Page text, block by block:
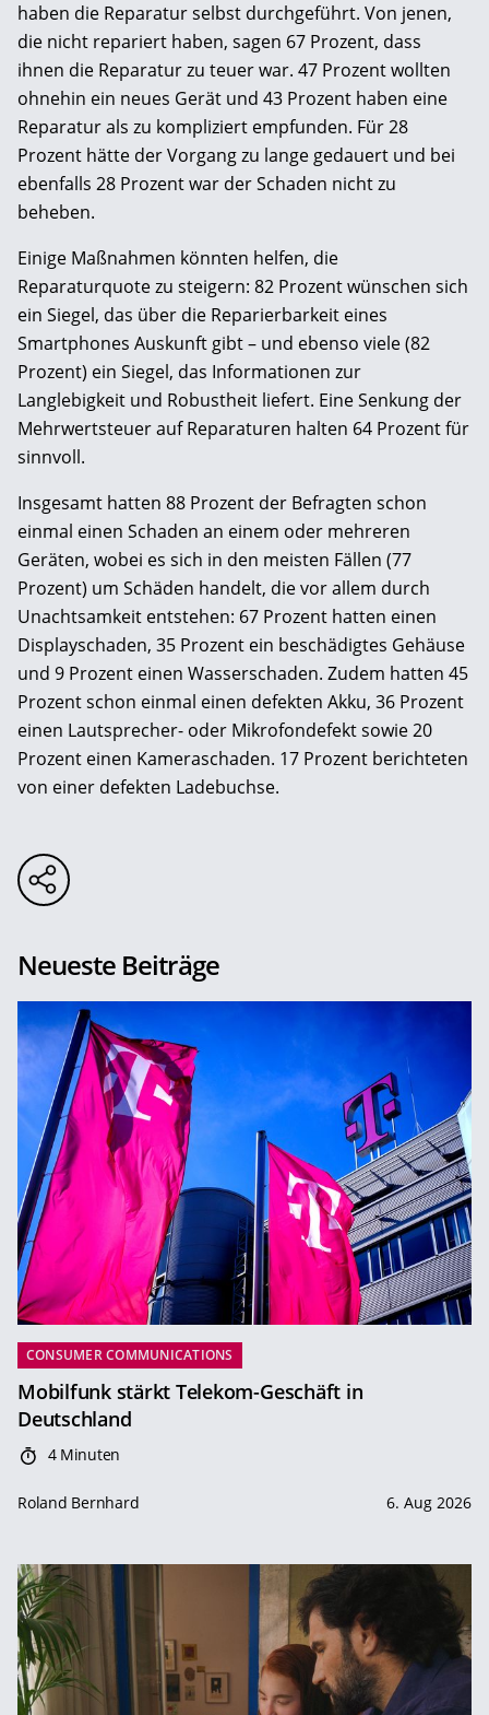
haben die Reparatur selbst durchgeführt. Von jenen,
die nicht repariert haben, sagen 67 Prozent, dass
ihnen die Reparatur zu teuer war. 47 Prozent wollten
ohnehin ein neues Gerät und 43 Prozent haben eine
Reparatur als zu kompliziert empfunden. Für 28
Prozent hätte der Vorgang zu lange gedauert und bei
ebenfalls 28 Prozent war der Schaden nicht zu
beheben.
Einige Maßnahmen könnten helfen, die
Reparaturquote zu steigern: 82 Prozent wünschen sich
ein Siegel, das über die Reparierbarkeit eines
Smartphones Auskunft gibt – und ebenso viele (82
Prozent) ein Siegel, das Informationen zur
Langlebigkeit und Robustheit liefert. Eine Senkung der
Mehrwertsteuer auf Reparaturen halten 64 Prozent für
sinnvoll.
Insgesamt hatten 88 Prozent der Befragten schon
einmal einen Schaden an einem oder mehreren
Geräten, wobei es sich in den meisten Fällen (77
Prozent) um Schäden handelt, die vor allem durch
Unachtsamkeit entstehen: 67 Prozent hatten einen
Displayschaden, 35 Prozent ein beschädigtes Gehäuse
und 9 Prozent einen Wasserschaden. Zudem hatten 45
Prozent schon einmal einen defekten Akku, 36 Prozent
einen Lautsprecher- oder Mikrofondefekt sowie 20
Prozent einen Kameraschaden. 17 Prozent berichteten
von einer defekten Ladebuchse.
Neueste Beiträge
CONSUMER COMMUNICATIONS
Mobilfunk stärkt Telekom-Geschäft in
Deutschland
4 Minuten
Roland Bernhard 6. Aug 2026